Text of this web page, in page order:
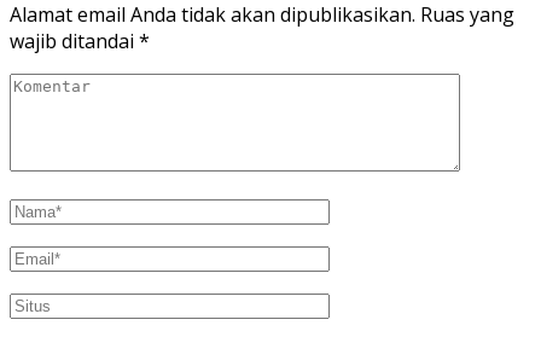
Alamat email Anda tidak akan dipublikasikan. Ruas yang
wajib ditandai *